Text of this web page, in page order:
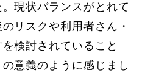
現状バランスがとれて
リスクや利用者さん・
検討されていること
意義のように感じまし